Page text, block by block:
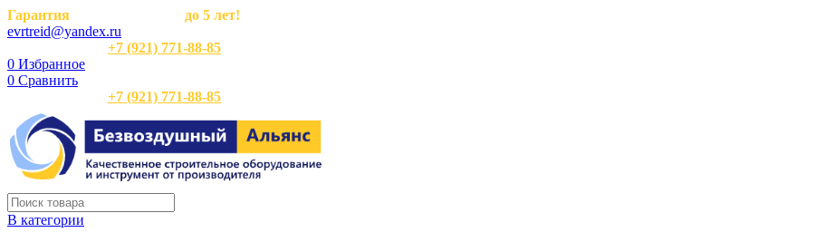
Гарантия
до 5 лет!
evrtreid@yandex.ru
+7 (921) 771-88-85
0 Избранное
0 Сравнить
+7 (921) 771-88-85
В категории